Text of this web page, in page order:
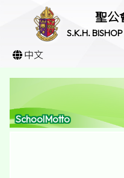
聖公
S.K.H.
中文
SchoolMotto